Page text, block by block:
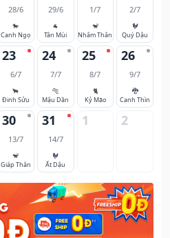
28/6
🐎
Canh Ngọ
29/6
🐐
Tân Mùi
1/7
🐒
Nhâm Thân
2/7
🐓
Quý Dậu
23
6/7
🐂
Đinh Sửu
24
7/7
🐅
Mậu Dần
25
8/7
🐈
Kỷ Mão
26
9/7
🐉
Canh Thìn
30
13/7
🐒
Giáp Thân
31
14/7
🐓
Ất Dậu
1 2